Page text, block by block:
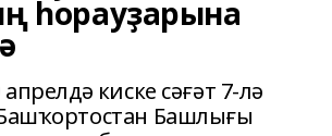
һорауҙарына
киске сәғәт 7-лә
Башлығы